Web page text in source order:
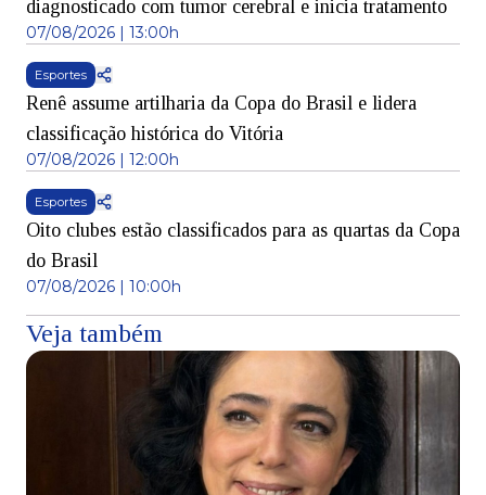
diagnosticado com tumor cerebral e inicia tratamento
07/08/2026 | 13:00h
Esportes
Renê assume artilharia da Copa do Brasil e lidera
classificação histórica do Vitória
07/08/2026 | 12:00h
Esportes
Oito clubes estão classificados para as quartas da Copa
do Brasil
07/08/2026 | 10:00h
Veja também